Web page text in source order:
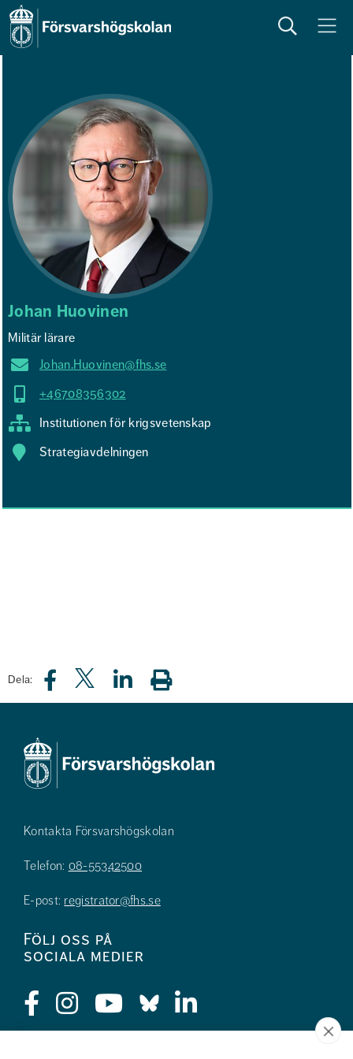
Sök Meny
Johan Huovinen
Militär lärare
Johan.Huovinen@fhs.se
+46708356302
Institutionen för krigsvetenskap
Strategiavdelningen
Dela:
Kontakta Försvarshögskolan
Telefon: 08-55342500
E-post: registrator@fhs.se
Följ oss på
sociala medier